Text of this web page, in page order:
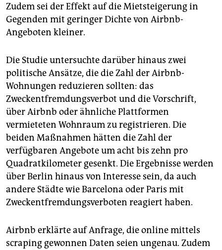
Zudem sei der Effekt auf die Mietsteigerung in
Gegenden mit geringer Dichte von Airbnb-
Angeboten kleiner.
Die Studie untersuchte darüber hinaus zwei
politische Ansätze, die die Zahl der Airbnb-
Wohnungen reduzieren sollten: das
Zweckentfremdungsverbot und die Vorschrift,
über Airbnb oder ähnliche Plattformen
vermieteten Wohnraum zu registrieren. Die
beiden Maßnahmen hätten die Zahl der
verfügbaren Angebote um acht bis zehn pro
Quadratkilometer gesenkt. Die Ergebnisse werden
über Berlin hinaus von Interesse sein, da auch
andere Städte wie Barcelona oder Paris mit
Zweckentfremdungsverboten reagiert haben.
Airbnb erklärte auf Anfrage, die online mittels
scraping gewonnen Daten seien ungenau. Zudem